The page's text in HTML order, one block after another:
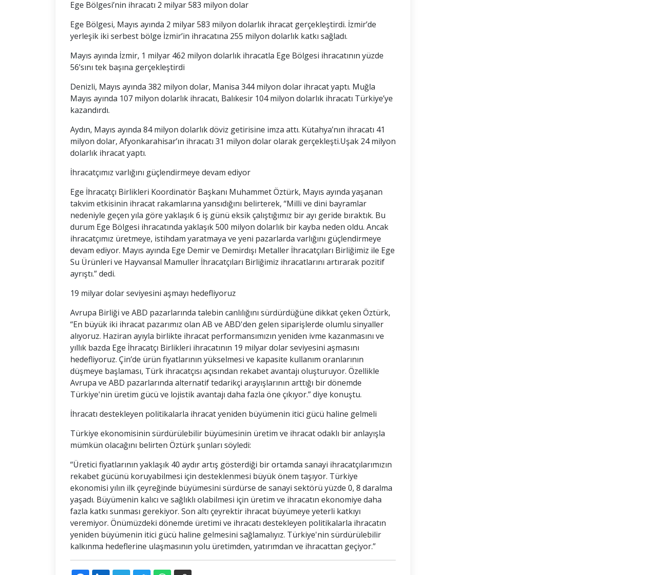
Ege Bölgesi’nin ihracatı 2 milyar 583 milyon dolar
Ege Bölgesi, Mayıs ayında 2 milyar 583 milyon dolarlık ihracat gerçekleştirdi. İzmir’de
yerleşik iki serbest bölge İzmir’in ihracatına 255 milyon dolarlık katkı sağladı.
Mayıs ayında İzmir, 1 milyar 462 milyon dolarlık ihracatla Ege Bölgesi ihracatının yüzde
56’sını tek başına gerçekleştirdi
Denizli, Mayıs ayında 382 milyon dolar, Manisa 344 milyon dolar ihracat yaptı. Muğla
Mayıs ayında 107 milyon dolarlık ihracatı, Balıkesir 104 milyon dolarlık ihracatı Türkiye’ye
kazandırdı.
Aydın, Mayıs ayında 84 milyon dolarlık döviz getirisine imza attı. Kütahya’nın ihracatı 41
milyon dolar, Afyonkarahisar’ın ihracatı 31 milyon dolar olarak gerçekleşti.Uşak 24 milyon
dolarlık ihracat yaptı.
İhracatçımız varlığını güçlendirmeye devam ediyor
Ege İhracatçı Birlikleri Koordinatör Başkanı Muhammet Öztürk, Mayıs ayında yaşanan
takvim etkisinin ihracat rakamlarına yansıdığını belirterek, “Milli ve dini bayramlar
nedeniyle geçen yıla göre yaklaşık 6 iş günü eksik çalıştığımız bir ayı geride bıraktık. Bu
durum Ege Bölgesi ihracatında yaklaşık 500 milyon dolarlık bir kayba neden oldu. Ancak
ihracatçımız üretmeye, istihdam yaratmaya ve yeni pazarlarda varlığını güçlendirmeye
devam ediyor. Mayıs ayında Ege Demir ve Demirdışı Metaller İhracatçıları Birliğimiz ile Ege
Su Ürünleri ve Hayvansal Mamuller İhracatçıları Birliğimiz ihracatlarını artırarak pozitif
ayrıştı.” dedi.
19 milyar dolar seviyesini aşmayı hedefliyoruz
Avrupa Birliği ve ABD pazarlarında talebin canlılığını sürdürdüğüne dikkat çeken Öztürk,
“En büyük iki ihracat pazarımız olan AB ve ABD'den gelen siparişlerde olumlu sinyaller
alıyoruz. Haziran ayıyla birlikte ihracat performansımızın yeniden ivme kazanmasını ve
yıllık bazda Ege İhracatçı Birlikleri ihracatının 19 milyar dolar seviyesini aşmasını
hedefliyoruz. Çin’de ürün fiyatlarının yükselmesi ve kapasite kullanım oranlarının
düşmeye başlaması, Türk ihracatçısı açısından rekabet avantajı oluşturuyor. Özellikle
Avrupa ve ABD pazarlarında alternatif tedarikçi arayışlarının arttığı bir dönemde
Türkiye'nin üretim gücü ve lojistik avantajı daha fazla öne çıkıyor.” diye konuştu.
İhracatı destekleyen politikalarla ihracat yeniden büyümenin itici gücü haline gelmeli
Türkiye ekonomisinin sürdürülebilir büyümesinin üretim ve ihracat odaklı bir anlayışla
mümkün olacağını belirten Öztürk şunları söyledi:
“Üretici fiyatlarının yaklaşık 40 aydır artış gösterdiği bir ortamda sanayi ihracatçılarımızın
rekabet gücünü koruyabilmesi için desteklenmesi büyük önem taşıyor. Türkiye
ekonomisi yılın ilk çeyreğinde büyümesini sürdürse de sanayi sektörü yüzde 0, 8 daralma
yaşadı. Büyümenin kalıcı ve sağlıklı olabilmesi için üretim ve ihracatın ekonomiye daha
fazla katkı sunması gerekiyor. Son altı çeyrektir ihracat büyümeye yeterli katkıyı
veremiyor. Önümüzdeki dönemde üretimi ve ihracatı destekleyen politikalarla ihracatın
yeniden büyümenin itici gücü haline gelmesini sağlamalıyız. Türkiye'nin sürdürülebilir
kalkınma hedeflerine ulaşmasının yolu üretimden, yatırımdan ve ihracattan geçiyor.”